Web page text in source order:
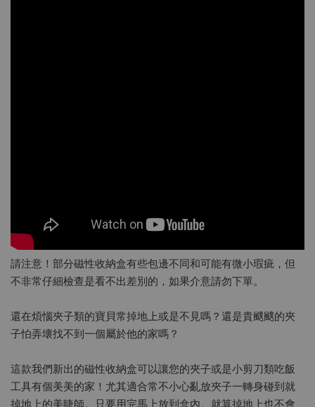
請注意！部分磁性收納盒有些包邊不同和可能有微小瑕疵，但
不非常仔細檢查是看不出差別的，如果介意請勿下單。
還在煩惱夾子類的寶貝常掉地上或是不見嗎？還是貴颼颼的夾
子怕弄壞找不到一個屬於他的家嗎？
這款我們新出的磁性收納盒可以讓您的夾子或是小剪刀類吃飯
工具有個美美的家！尤其適合常不小心亂放夾子一轉身碰到就
掉地上的美睫師。只要用完馬上放到盒內。就算掉地上也不會